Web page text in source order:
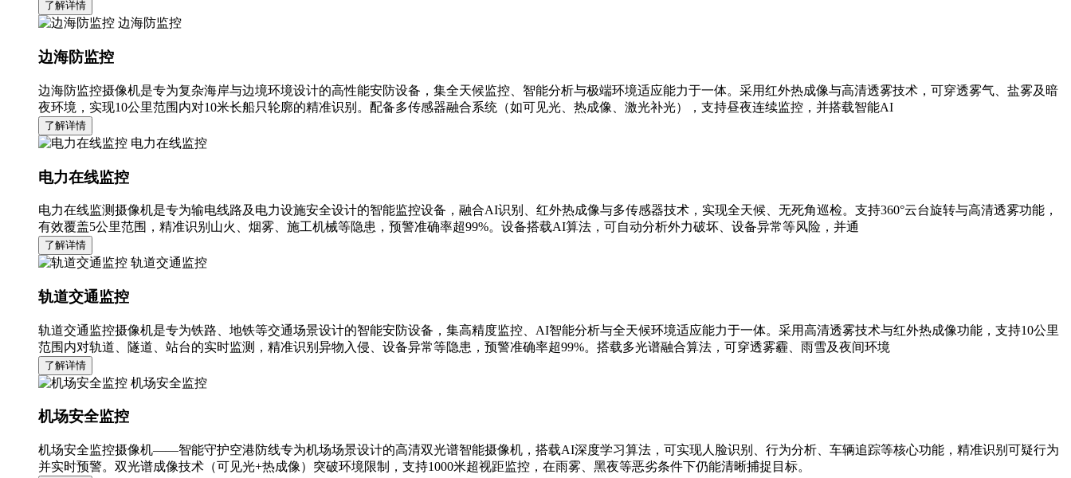
了解详情
边海防监控
边海防监控
边海防监控摄像机是专为复杂海岸与边境环境设计的高性能安防设备，集全天候监控、智能分析与极端环境适应能力于一体。采用红外热成像与高清透雾技术，可穿透雾气、盐雾及暗
夜环境，实现10公里范围内对10米长船只轮廓的精准识别。配备多传感器融合系统（如可见光、热成像、激光补光），支持昼夜连续监控，并搭载智能AI
了解详情
电力在线监控
电力在线监控
电力在线监测摄像机是专为输电线路及电力设施安全设计的智能监控设备，融合AI识别、红外热成像与多传感器技术，实现全天候、无死角巡检。支持360°云台旋转与高清透雾功能，
有效覆盖5公里范围，精准识别山火、烟雾、施工机械等隐患，预警准确率超99%。设备搭载AI算法，可自动分析外力破坏、设备异常等风险，并通
了解详情
轨道交通监控
轨道交通监控
轨道交通监控摄像机是专为铁路、地铁等交通场景设计的智能安防设备，集高精度监控、AI智能分析与全天候环境适应能力于一体。采用高清透雾技术与红外热成像功能，支持10公里
范围内对轨道、隧道、站台的实时监测，精准识别异物入侵、设备异常等隐患，预警准确率超99%。搭载多光谱融合算法，可穿透雾霾、雨雪及夜间环境
了解详情
机场安全监控
机场安全监控
机场安全监控摄像机——智能守护空港防线专为机场场景设计的高清双光谱智能摄像机，搭载AI深度学习算法，可实现人脸识别、行为分析、车辆追踪等核心功能，精准识别可疑行为
并实时预警。双光谱成像技术（可见光+热成像）突破环境限制，支持1000米超视距监控，在雨雾、黑夜等恶劣条件下仍能清晰捕捉目标。